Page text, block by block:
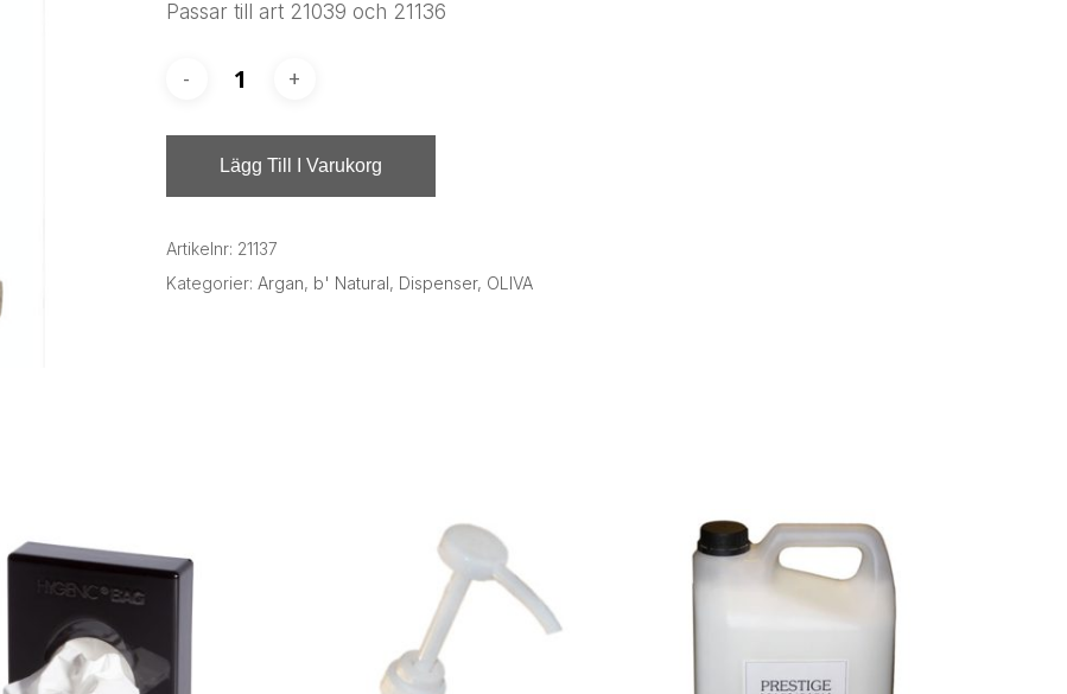
Passar till art 21039 och 21136
Lägg Till I Varukorg
Artikelnr: 21137
Kategorier: Argan, b' Natural, Dispenser, OLIVA